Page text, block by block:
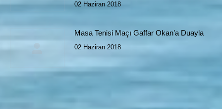
02 Haziran 2018
Masa Tenisi Maçı Gaffar Okan’a Duayla
02 Haziran 2018